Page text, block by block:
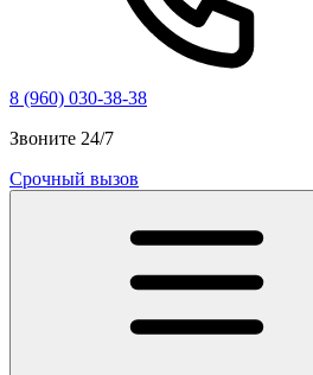
8 (960) 030-38-38
Звоните 24/7
Срочный вызов